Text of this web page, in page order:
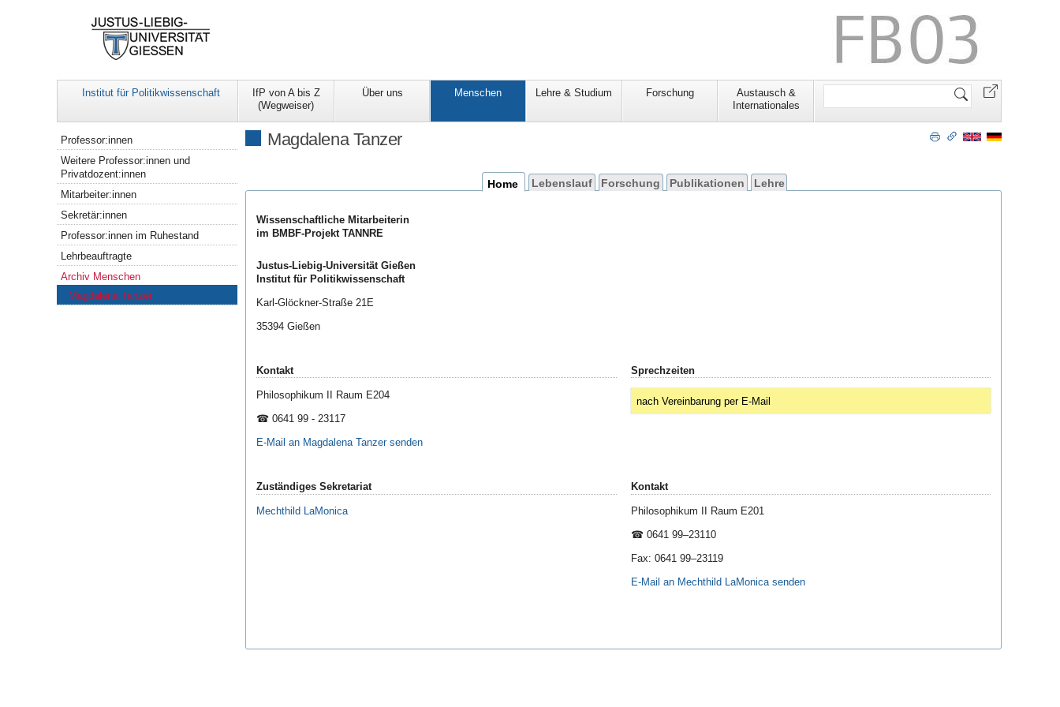
Institut für Politikwissenschaft
IfP von A bis Z
(Wegweiser)
Über uns Menschen Lehre & Studium Forschung
Austausch &
Internationales
Website
Magdalena Tanzer
Home Lebenslauf Forschung Publikationen Lehre
Wissenschaftliche Mitarbeiterin
im BMBF-Projekt TANNRE
Justus-Liebig-Universität Gießen
Institut für Politikwissenschaft
Karl-Glöckner-Straße 21E
35394 Gießen
Kontakt
Philosophikum II Raum E204
☎ 0641 99 - 23117
E-Mail an Magdalena Tanzer senden
Sprechzeiten
nach Vereinbarung per E-Mail
Zuständiges Sekretariat
Mechthild LaMonica
Kontakt
Philosophikum II Raum E201
☎ 0641 99–23110
Fax: 0641 99–23119
E-Mail an Mechthild LaMonica senden
Navigation
Professor:innen
Weitere Professor:innen und
Privatdozent:innen
Mitarbeiter:innen
Sekretär:innen
Professor:innen im Ruhestand
Lehrbeauftragte
Archiv Menschen
Magdalena Tanzer